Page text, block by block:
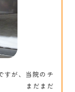
すが、当院のチ
。 まだまだ